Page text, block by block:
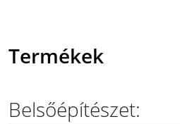
Termékek
Belsőépítészet: